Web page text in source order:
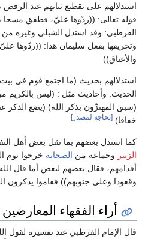
استدلالهم على تقطيع ثيابهم عند
قوله تعالى: ((ردّوها عليّ، فطفق مسحا
القرطبي: وقد استدل الشبلي وغيره من
وتخريقها بفعل سليمان هذا: ((ردّوها
والأعناق))
استدلالهم بحديث (ما اجتمع قوم في
الحديث. وأحاديث مثل : (ليس بالكريم
(سبق المهتزّون بذكر الله) (يضع الذكر
خفافا). [بحاجة لمصدر]
كما استدل بعضهم بما نقل بعض أهل
الزبير وجماعة من الصحابة خرجوا يوم
أقدامهم، فقال بعضهم لبعض أما قال
وقعودا وعلى جنوبهم)) فقاموا يذكرون
أراء الفقهاء المعارضين
قال الإمام القرطبي عند تفسيره لقول